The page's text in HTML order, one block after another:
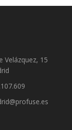
Velázquez, 15